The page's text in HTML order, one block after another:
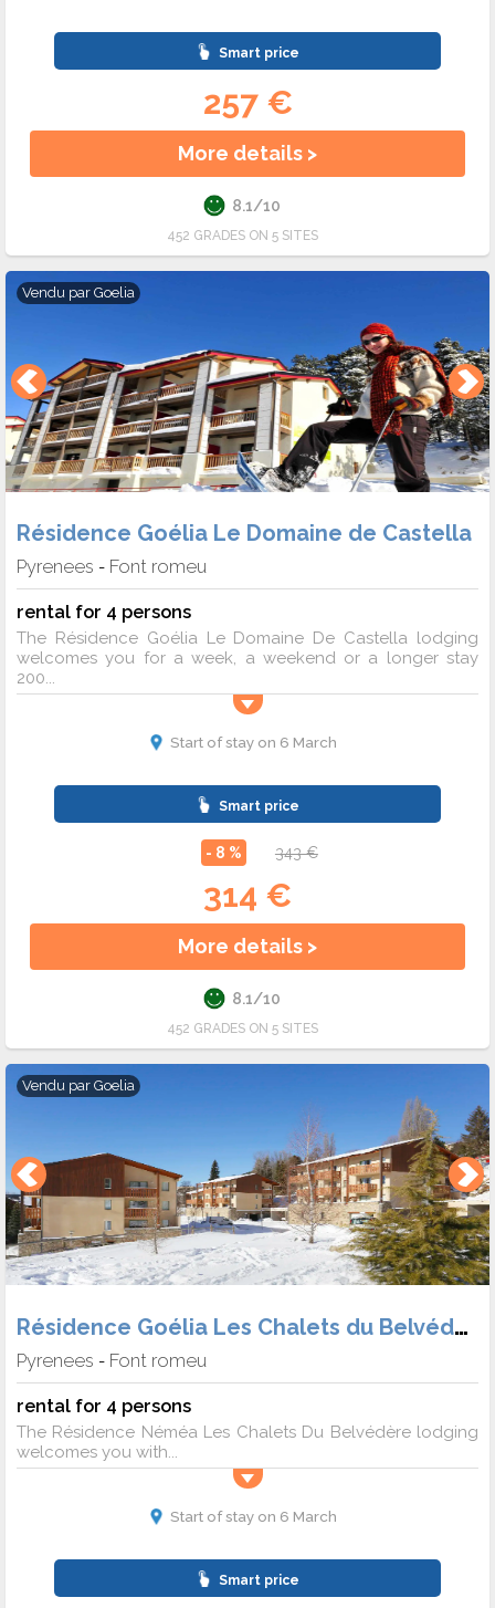
Smart price
257 €
More details >
8.1/10
452 GRADES ON 5 SITES
Vendu par Goelia
Résidence Goélia Le Domaine de Castella
Pyrenees - Font romeu
rental for 4 persons
The Résidence Goélia Le Domaine De Castella lodging
welcomes you for a week, a weekend or a longer stay
200...
Start of stay on 6 March
Smart price
- 8 % 343 €
314 €
More details >
8.1/10
452 GRADES ON 5 SITES
Vendu par Goelia
Résidence Goélia Les Chalets du Belvédère
Pyrenees - Font romeu
rental for 4 persons
The Résidence Néméa Les Chalets Du Belvédère lodging
welcomes you with...
Start of stay on 6 March
Smart price